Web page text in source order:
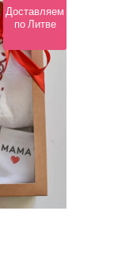
Доставляем
по Литве